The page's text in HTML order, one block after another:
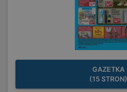
GAZETKA
(15 STRON)